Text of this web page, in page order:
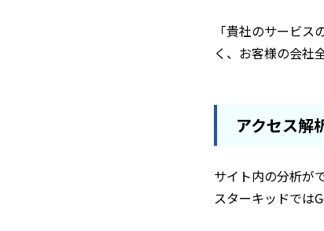
「貴社のサービ
く、お客様の会社
アクセス解
サイト内の分析が
スターキッドでは